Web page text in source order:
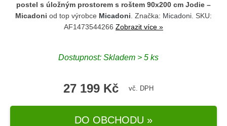
postel s úložným prostorem s roštem 90x200 cm Jodie –
Micadoni od top výrobce Micadoni . Značka: Micadoni . SKU:
AF1473544266 Zobrazit více »
Dostupnost: Skladem > 5 ks
27 199 Kč vč. DPH
DO OBCHODU »